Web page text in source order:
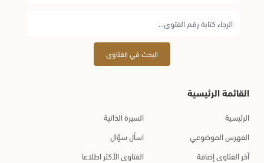
البحث في الفتاوى
القائمة الرئيسية
الرئيسية
السيرة الذاتية
الفهرس الموضوعي
اسأل سؤال
آخر الفتاوى إضافة
الفتاوى الأكثر اطلاعا